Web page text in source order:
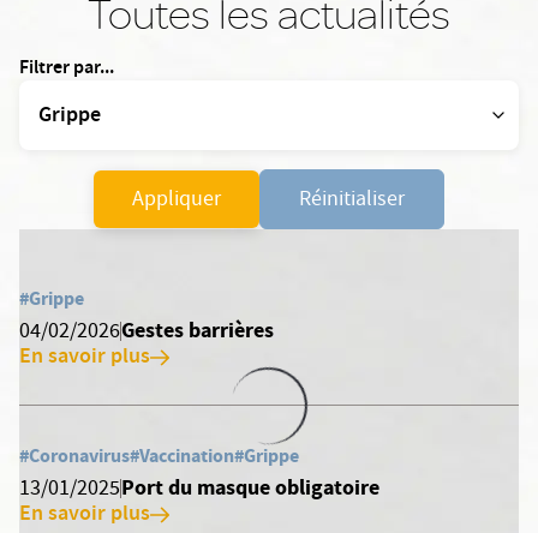
Toutes les actualités
Filtrer par...
Appliquer Réinitialiser
#Grippe
04/02/2026Gestes barrières
En savoir plus
#Coronavirus#Vaccination#Grippe
13/01/2025Port du masque obligatoire
En savoir plus